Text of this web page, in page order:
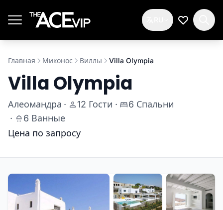
Мой
Главная Миконос Виллы Villa Olympia
Villa Olympia
Алеомандра · 12 Гости ·
6 Спальни
·
6 Ванные
Цена по запросу